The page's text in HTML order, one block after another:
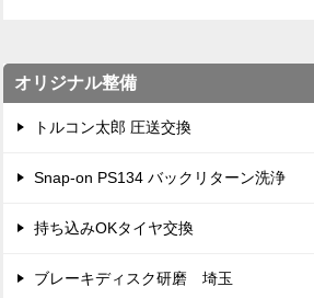
オリジナル整備
トルコン太郎 圧送交換
Snap-on PS134 バックリターン洗浄
持ち込みOKタイヤ交換
ブレーキディスク研磨 埼玉